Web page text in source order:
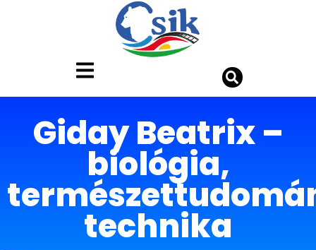
Giday Beatrix –
biológia,
technika